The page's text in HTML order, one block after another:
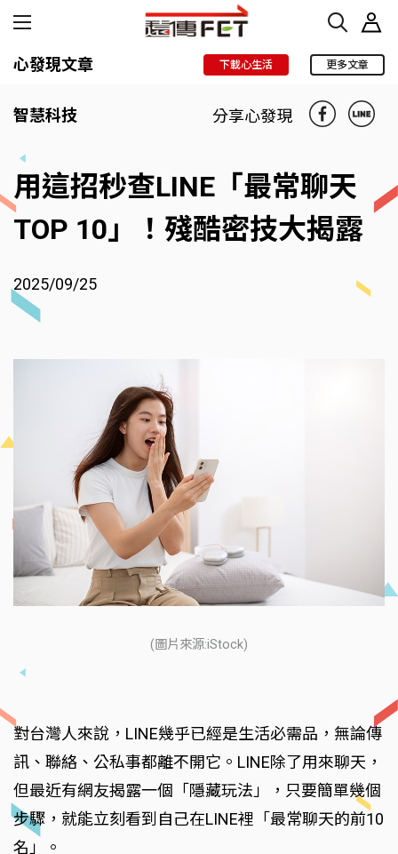
心發現文章 下載心生活 更多文章
智慧科技 分享心發現
用這招秒查LINE「最常聊天
TOP 10」！殘酷密技大揭露
2025/09/25
(圖片來源:iStock)
對台灣人來說，LINE幾乎已經是生活必需品，無論傳
訊、聯絡、公私事都離不開它。LINE除了用來聊天，
但最近有網友揭露一個「隱藏玩法」，只要簡單幾個
步驟，就能立刻看到自己在LINE裡「最常聊天的前10
名」。